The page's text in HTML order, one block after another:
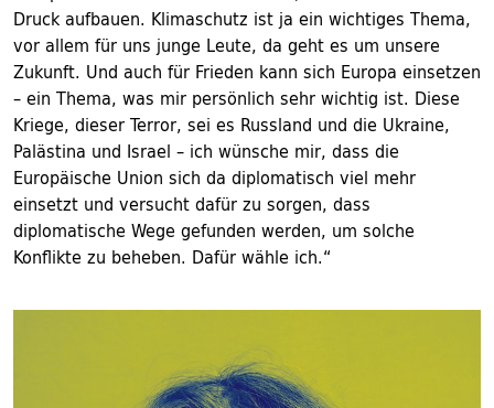
Druck aufbauen. Klimaschutz ist ja ein ­wichtiges Thema,
vor allem für uns junge Leute, da geht es um unsere
Zukunft. Und auch für Frieden kann sich Europa einsetzen
– ein Thema, was mir ­persönlich sehr wichtig ist. Diese
Kriege, dieser Terror, sei es Russland und die Ukraine,
Palästina und Israel – ich wünsche mir, dass die
Europäische Union sich da diplomatisch viel mehr
einsetzt und versucht dafür zu sorgen, dass
diplomatische Wege gefunden werden, um solche
Konflikte zu beheben. Dafür wähle ich.“